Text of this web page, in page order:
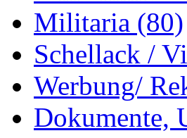
Militaria (80)
Schellack /
Werbung/
Dokumente,